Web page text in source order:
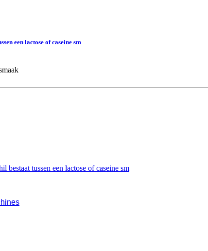
een lactose of caseine sm
bestaat tussen een lactose of caseine sm